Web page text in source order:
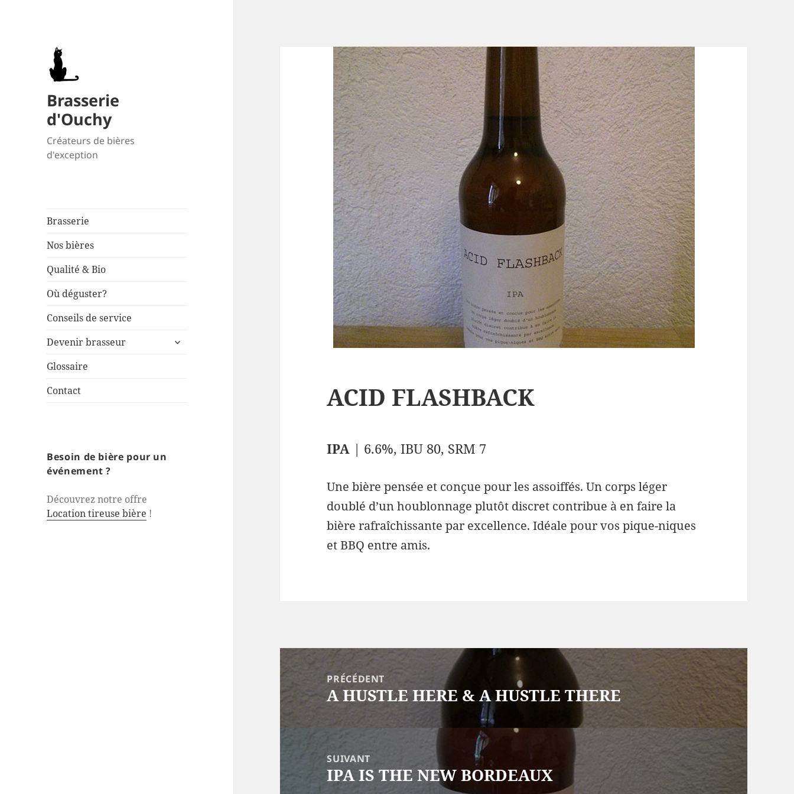
Brasserie
d'Ouchy
Créateurs de bières
d'exception
Brasserie
Nos bières
Qualité & Bio
Où déguster?
Conseils de service
Devenir brasseur
ouvrir
Glossaire
Contact
Besoin de bière pour un
événement ?
Découvrez notre offre
Location tireuse bière !
ACID FLASHBACK
IPA | 6.6%, IBU 80, SRM 7
Une bière pensée et conçue pour les assoiffés. Un corps léger
doublé d’un houblonnage plutôt discret contribue à en faire la
bière rafraîchissante par excellence. Idéale pour vos pique-niques
et BBQ entre amis.
Navigation
de
l’article
PRÉCÉDENT
Article
précédent :
A HUSTLE HERE & A HUSTLE THERE
SUIVANT
Article
IPA IS THE NEW BORDEAUX